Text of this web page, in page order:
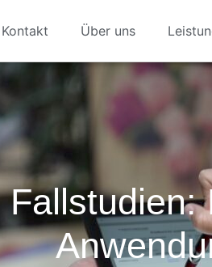
Kontakt Über uns
Fallstudien: